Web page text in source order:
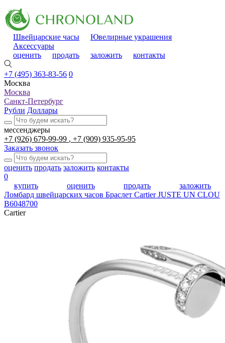
Швейцарские часы
Ювелирные украшения
Аксессуары
оценить
продать заложить контакты
+7 (495) 363-83-56 0
Москва
Москва
Санкт-Петербург
Рубли Доллары
мессенджеры
+7 (926) 679-99-99
+7 (909) 935-95-95
Заказать звонок
оценить продать заложить контакты
0
купить
оценить продать
заложить
Ломбард швейцарских часов Браслет Cartier JUSTE UN CLOU
B6048700
Cartier